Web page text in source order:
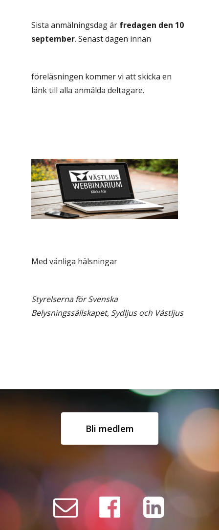
Sista anmälningsdag är fredagen den 10
september. Senast dagen innan
föreläsningen kommer vi att skicka en
länk till alla anmälda deltagare.
Med vänliga hälsningar
Styrelserna för Svenska
Belysningssällskapet, Sydljus och Västljus
Bli medlem